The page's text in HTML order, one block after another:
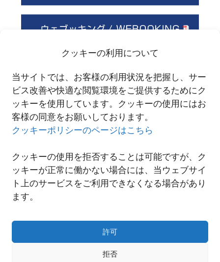
クッキーの利用について
当サイトでは、お客様の利用状況を把握し、サー
ビス改善や快適な閲覧環境をご提供するためにク
ッキーを使用しています。クッキーの使用にはお
客様の同意をお願いしております。
クッキーポリシーのページはこちら
クッキーの使用を拒否することは可能ですが、ク
ッキーが正常に働かない場合には、当ウェブサイ
ト上のサービスをご利用できなくなる場合があり
ます。
許可
拒否